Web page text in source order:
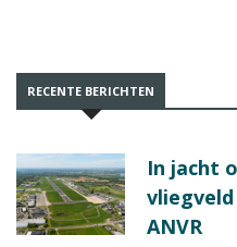
RECENTE BERICHTEN
In jacht
ANVR